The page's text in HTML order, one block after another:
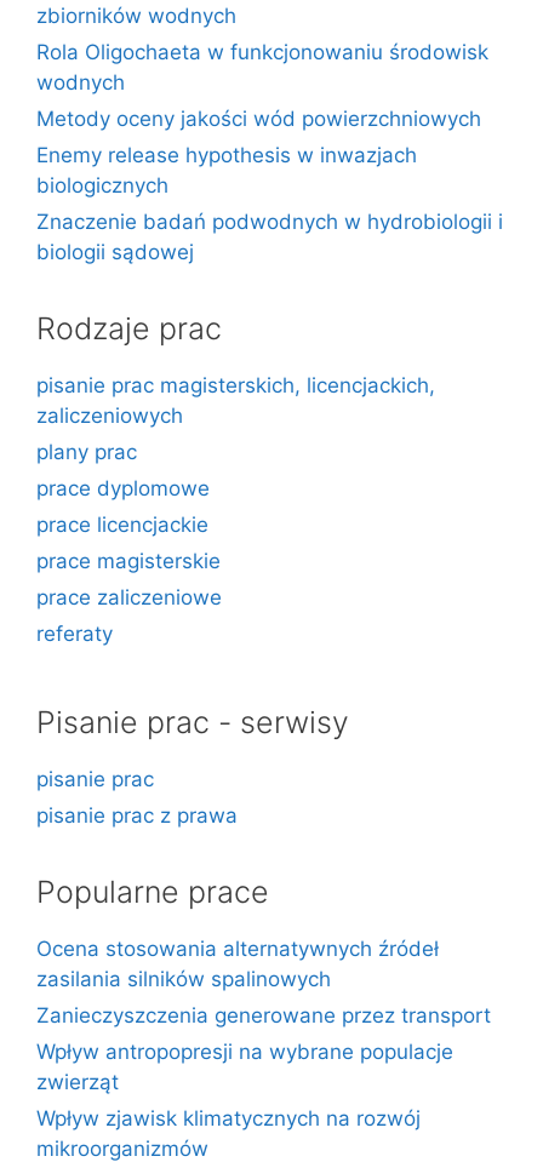
zbiorników wodnych
Rola Oligochaeta w funkcjonowaniu środowisk
wodnych
Metody oceny jakości wód powierzchniowych
Enemy release hypothesis w inwazjach
biologicznych
Znaczenie badań podwodnych w hydrobiologii i
biologii sądowej
Rodzaje prac
pisanie prac magisterskich, licencjackich,
zaliczeniowych
plany prac
prace dyplomowe
prace licencjackie
prace magisterskie
prace zaliczeniowe
referaty
Pisanie prac - serwisy
pisanie prac
pisanie prac z prawa
Popularne prace
Ocena stosowania alternatywnych źródeł
zasilania silników spalinowych
Zanieczyszczenia generowane przez transport
Wpływ antropopresji na wybrane populacje
zwierząt
Wpływ zjawisk klimatycznych na rozwój
mikroorganizmów